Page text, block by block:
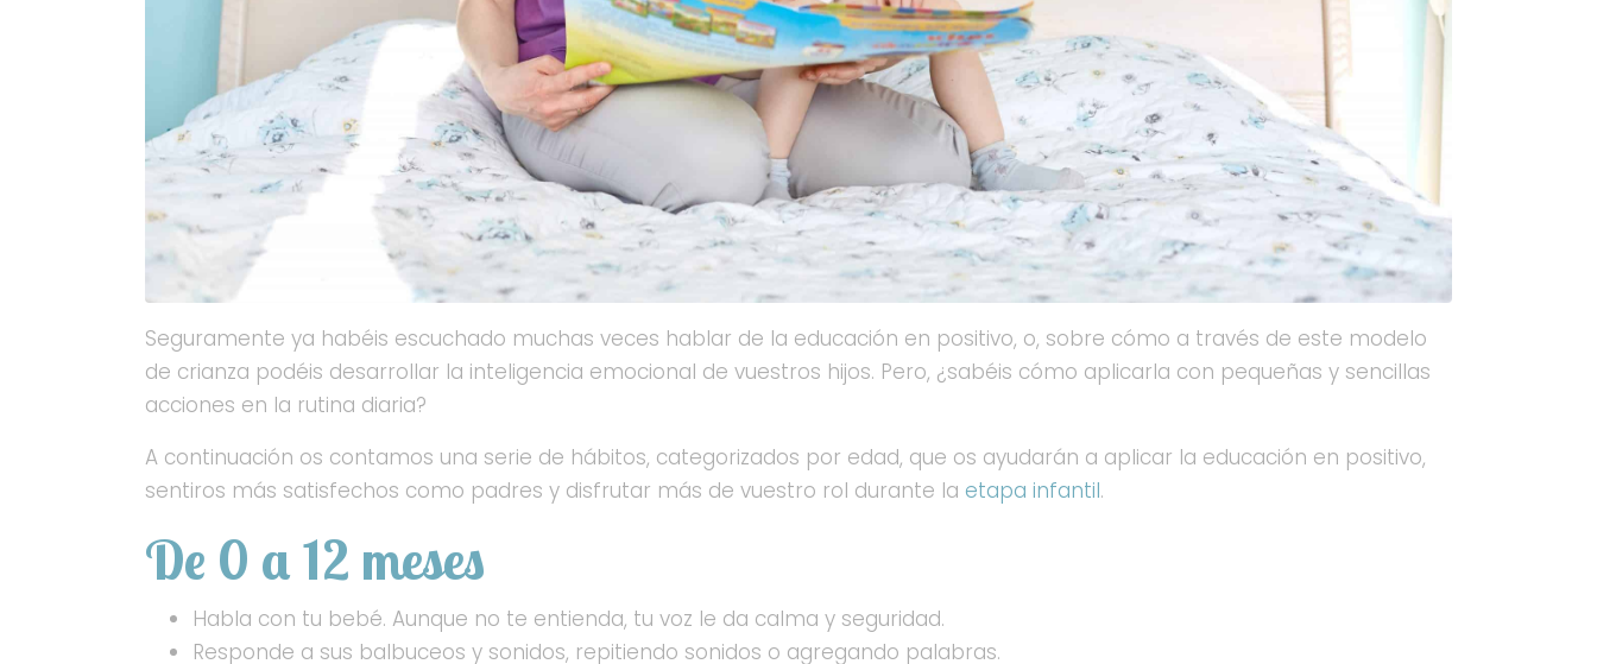
Seguramente ya habéis escuchado muchas veces hablar de la educación en positivo, o, sobre cómo a través de este modelo
de crianza podéis desarrollar la inteligencia emocional de vuestros hijos. Pero, ¿sabéis cómo aplicarla con pequeñas y sencillas
acciones en la rutina diaria?
A continuación os contamos una serie de hábitos, categorizados por edad, que os ayudarán a aplicar la educación en positivo,
sentiros más satisfechos como padres y disfrutar más de vuestro rol durante la etapa infantil.
De 0 a 12 meses
Habla con tu bebé. Aunque no te entienda, tu voz le da calma y seguridad.
Responde a sus balbuceos y sonidos, repitiendo sonidos o agregando palabras.